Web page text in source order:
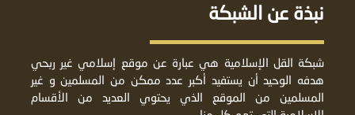
نبذة عن الشبكة
شبكة القل الإسلامية هي عبارة عن موقع إسلامي غير ربحي
هدفه الوحيد أن يستفيد أكبر عدد ممكن من المسلمين و غير
المسلمين من الموقع الذي يحتوي العديد من الأقسام